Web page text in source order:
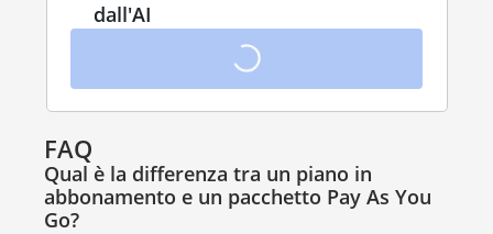
dall'AI
FAQ
Qual è la differenza tra un piano in
abbonamento e un pacchetto Pay As You
Go?